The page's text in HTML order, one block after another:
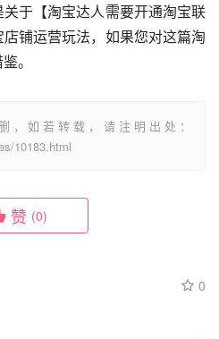
于【淘宝达人需要开通淘宝联
铺运营玩法，如果您对这篇淘
。
，如若转载，请注明出处：
10183.html
赞 (0)
0